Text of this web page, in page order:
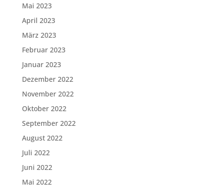
Mai 2023
April 2023
März 2023
Februar 2023
Januar 2023
Dezember 2022
November 2022
Oktober 2022
September 2022
August 2022
Juli 2022
Juni 2022
Mai 2022